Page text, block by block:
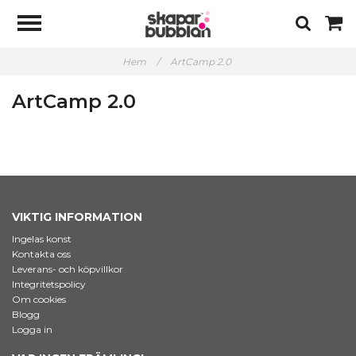
Hem / ArtCamp 2.0
ArtCamp 2.0
VIKTIG INFORMATION
Ingelas konst
Kontakta oss
Leverans- och köpvillkor
Integritetspolicy
Om cookies
Blogg
Logga in